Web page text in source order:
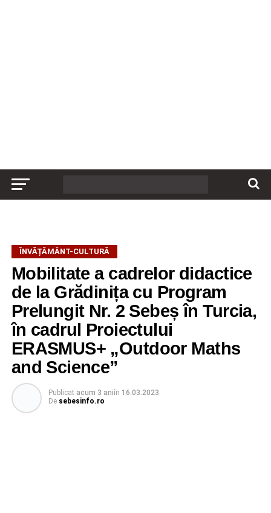
ÎNVĂȚĂMÂNT-CULTURĂ
Mobilitate a cadrelor didactice
de la Grădinița cu Program
Prelungit Nr. 2 Sebeș în Turcia,
în cadrul Proiectului
ERASMUS+ „Outdoor Maths
and Science”
Publicat acum 3 aniîn 16.03.2023
De sebesinfo.ro